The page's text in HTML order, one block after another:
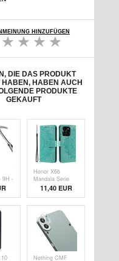
HINZUFÜGEN
DIE DAS PRODUKT
HABEN, HABEN AUCH
PRODUKTE
GEKAUFT
9H -
-
Honor X6b
Mandala Serie
Wallet Hülle -
Grün
11,40 EUR
Nothing CMF